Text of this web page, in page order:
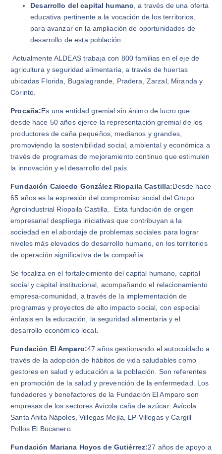
Desarrollo del capital humano , a través de una oferta
educativa pertinente a la vocación de los territorios,
para avanzar en la ampliación de oportunidades de
desarrollo de esta población.
Actualmente ALDEAS trabaja con 800 familias en el eje de
agricultura y seguridad alimentaria, a través de huertas
ubicadas Florida, Bugalagrande, Pradera, Zarzal, Miranda y
Corinto.
Procaña:Es una entidad gremial sin ánimo de lucro que
desde hace 50 años ejerce la representación gremial de los
productores de caña pequeños, medianos y grandes,
promoviendo la sostenibilidad social, ambiental y económica a
través de programas de mejoramiento continuo que estimulen
la innovación y el desarrollo del país.
Fundación Caicedo González Riopaila Castilla:Desde hace
65 años es la expresión del compromiso social del Grupo
Agroindustrial Riopaila Castilla. Esta fundación de origen
empresarial despliega iniciativas que contribuyan a la
sociedad en el abordaje de problemas sociales para lograr
niveles más elevados de desarrollo humano, en los territorios
de operación significativa de la compañía.
Se focaliza en el fortalecimiento del capital humano, capital
social y capital institucional, acompañando el relacionamiento
empresa-comunidad, a través de la implementación de
programas y proyectos de alto impacto social, con especial
énfasis en la educación, la seguridad alimentaria y el
desarrollo económico local.
Fundación El Amparo:47 años gestionando el autocuidado a
través de la adopción de hábitos de vida saludables como
gestores en salud y educación a la población. Son referentes
en promoción de la salud y prevención de la enfermedad. Los
fundadores y benefactores de la Fundación El Amparo son
empresas de los sectores Avícola caña de azúcar: Avícola
Santa Anita Nápoles, Villegas Mejía, LP Villegas y Cargill
Pollos El Bucanero.
Fundación Mariana Hoyos de Gutiérrez:27 años de apoyo a